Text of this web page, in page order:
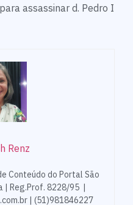
assassinar d. Pedro I
Renz
Conteúdo do Portal São
| Reg.Prof. 8228/95 |
| (51)981846227